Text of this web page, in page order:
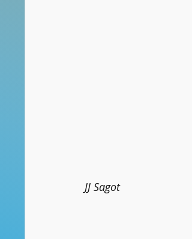
JJ Sagot